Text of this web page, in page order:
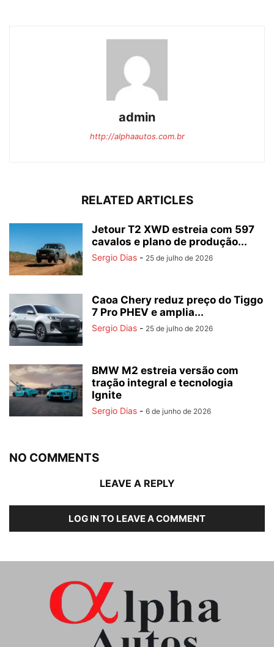
admin
http://alphaautos.com.br
RELATED ARTICLES
Jetour T2 XWD estreia com 597
cavalos e plano de produção...
Sergio Dias - 25 de julho de 2026
Caoa Chery reduz preço do Tiggo
7 Pro PHEV e amplia...
Sergio Dias - 25 de julho de 2026
BMW M2 estreia versão com
tração integral e tecnologia
Ignite
Sergio Dias - 6 de junho de 2026
NO COMMENTS
LEAVE A REPLY
LOG IN TO LEAVE A COMMENT